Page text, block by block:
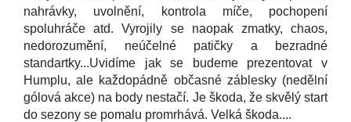
nahrávky, uvolnění, kontrola míče, pochopení
spoluhráče atd. Vyrojily se naopak zmatky, chaos,
nedorozumění, neúčelné patičky a bezradné
standartky...Uvidíme jak se budeme prezentovat v
Humplu, ale každopádně občasné záblesky (nedělní
gólová akce) na body nestačí. Je škoda, že skvělý start
do sezony se pomalu promrhává. Velká škoda....